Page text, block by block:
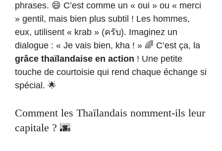
phrases. 😄 C’est comme un « oui » ou « merci
» gentil, mais bien plus subtil ! Les hommes,
eux, utilisent « krab » (ครับ). Imaginez un
dialogue : « Je vais bien, kha ! » 🌈 C’est ça, la
grâce thaïlandaise en action ! Une petite
touche de courtoisie qui rend chaque échange si
spécial. 🌟
Comment les Thaïlandais nomment-ils leur
capitale ? 🌆